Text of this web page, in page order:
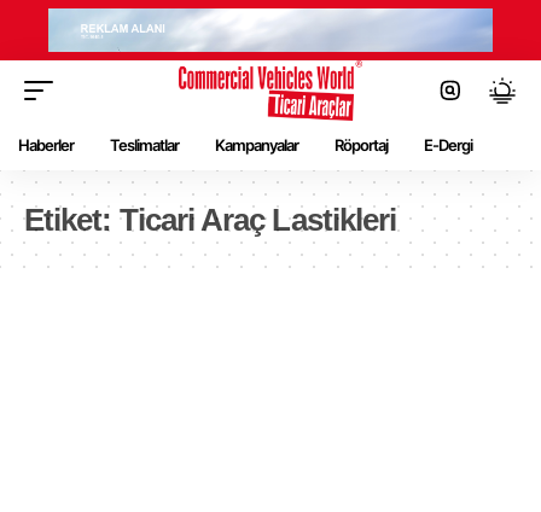
Haberler Teslimatlar Kampanyalar Röportaj E-Dergi
Etiket: Ticari Araç Lastikleri